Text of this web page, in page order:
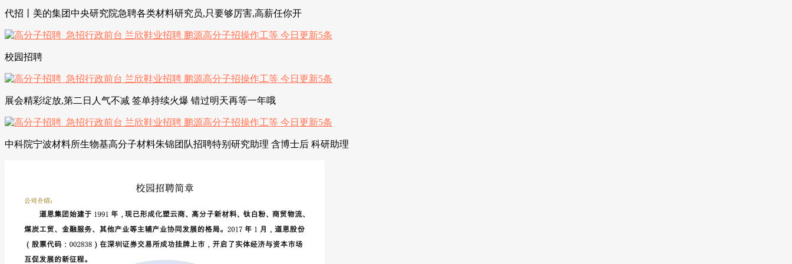
代招丨美的集团中央研究院急聘各类材料研究员,只要够厉害,高薪任你开
校园招聘
展会精彩绽放,第二日人气不减 签单持续火爆 错过明天再等一年哦
中科院宁波材料所生物基高分子材料朱锦团队招聘特别研究助理 含博士后 科研助理